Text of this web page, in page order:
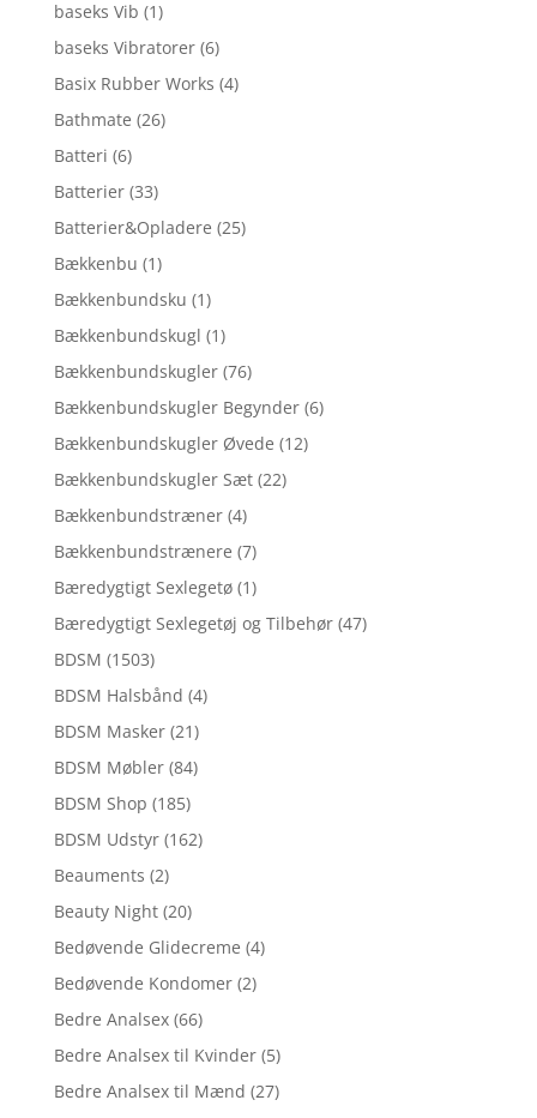
baseks Vib (1)
baseks Vibratorer (6)
Basix Rubber Works (4)
Bathmate (26)
Batteri (6)
Batterier (33)
Batterier&Opladere (25)
Bækkenbu (1)
Bækkenbundsku (1)
Bækkenbundskugl (1)
Bækkenbundskugler (76)
Bækkenbundskugler Begynder (6)
Bækkenbundskugler Øvede (12)
Bækkenbundskugler Sæt (22)
Bækkenbundstræner (4)
Bækkenbundstrænere (7)
Bæredygtigt Sexlegetø (1)
Bæredygtigt Sexlegetøj og Tilbehør (47)
BDSM (1503)
BDSM Halsbånd (4)
BDSM Masker (21)
BDSM Møbler (84)
BDSM Shop (185)
BDSM Udstyr (162)
Beauments (2)
Beauty Night (20)
Bedøvende Glidecreme (4)
Bedøvende Kondomer (2)
Bedre Analsex (66)
Bedre Analsex til Kvinder (5)
Bedre Analsex til Mænd (27)